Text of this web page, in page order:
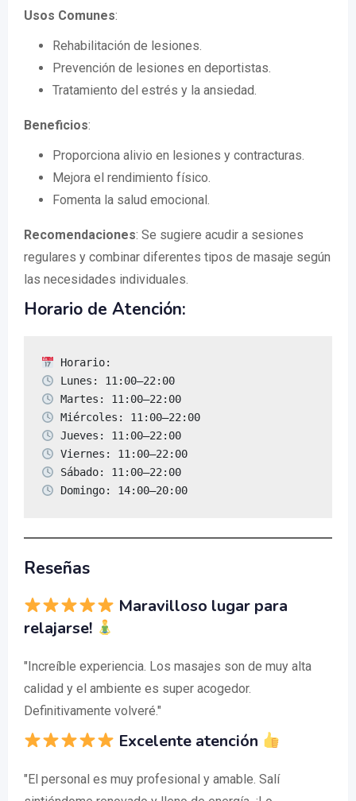
Usos Comunes:
Rehabilitación de lesiones.
Prevención de lesiones en deportistas.
Tratamiento del estrés y la ansiedad.
Beneficios:
Proporciona alivio en lesiones y contracturas.
Mejora el rendimiento físico.
Fomenta la salud emocional.
Recomendaciones: Se sugiere acudir a sesiones
regulares y combinar diferentes tipos de masaje según
las necesidades individuales.
Horario de Atención:
Domingo: 14:00–20:00
Reseñas
Maravilloso lugar para
relajarse!
"Increíble experiencia. Los masajes son de muy alta
calidad y el ambiente es super acogedor.
Definitivamente volveré."
Excelente atención
"El personal es muy profesional y amable. Salí